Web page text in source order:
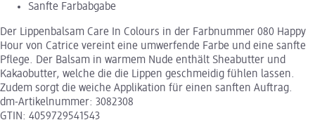
Sanfte Farbabgabe
Der Lippenbalsam Care In Colours in der Farbnummer 080 Happy
Hour von Catrice vereint eine umwerfende Farbe und eine sanfte
Pflege. Der Balsam in warmem Nude enthält Sheabutter und
Kakaobutter, welche die die Lippen geschmeidig fühlen lassen.
Zudem sorgt die weiche Applikation für einen sanften Auftrag.
dm-Artikelnummer: 3082308
GTIN: 4059729541543